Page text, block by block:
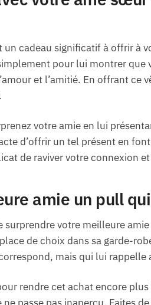
cadeau significatif à offrir à
pour lui montrer que
et l’amitié. En offrant ce
votre amie en lui
d’offrir un tel présent en
de raviver votre connexion
amie un pull
surprendre votre meilleure
de choix dans sa garde-
mais qui lui rappelle
rendre cet achat encore